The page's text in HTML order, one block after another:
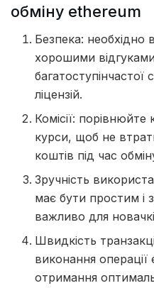
обміну ethereum
Безпека: необхідно
хорошими
багатоступінчастої
ліцензій.
Комісії: порівнюйте
курси, щоб не
коштів під час
Зручність
має бути простим і
важливо для
Швидкість
виконання
отримання